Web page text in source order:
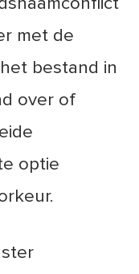
met de
bestand in
over of
optie